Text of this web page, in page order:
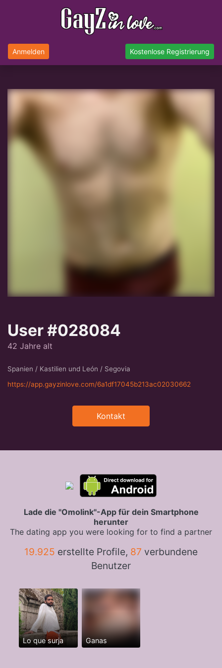
Anmelden Kostenlose Registrierung
User #028084
42 Jahre alt
Spanien / Kastilien und León / Segovia
https://app.gayzinlove.com/6a1df17045b213ac02030662
Kontakt
Lade die "Omolink"-App für dein Smartphone
herunter
The dating app you were looking for to find a partner
19.925 erstellte Profile, 87 verbundene
Benutzer
Lo que surja Ganas